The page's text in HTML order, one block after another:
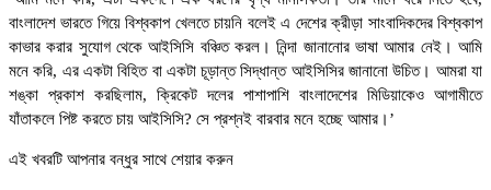
বাংলাদেশ ভারতে গিয়ে বিশ্বকাপ খেলতে চায়নি বলেই এ দেশের ক্রীড়া সাংবাদিকদের বিশ্বকাপ
কাভার করার সুযোগ থেকে আইসিসি বঞ্চিত করল। নিন্দা জানানোর ভাষা আমার নেই। আমি
মনে করি, এর একটা বিহিত বা একটা চূড়ান্ত সিদ্ধান্ত আইসিসির জানানো উচিত। আমরা যা
শঙ্কা প্রকাশ করছিলাম, ক্রিকেট দলের পাশাপাশি বাংলাদেশের মিডিয়াকেও আগামীতে
যাঁতাকলে পিষ্ট করতে চায় আইসিসি? সে প্রশ্নই বারবার মনে হচ্ছে আমার।’
এই খবরটি আপনার বন্ধুর সাথে শেয়ার করুন